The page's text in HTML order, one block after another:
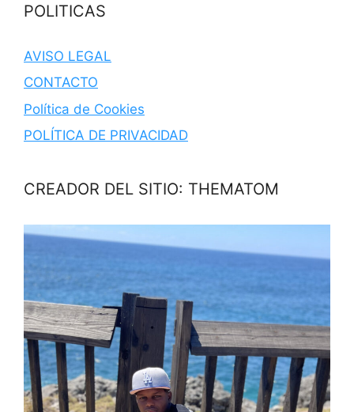
POLITICAS
AVISO LEGAL
CONTACTO
Política de Cookies
POLÍTICA DE PRIVACIDAD
CREADOR DEL SITIO: THEMATOM